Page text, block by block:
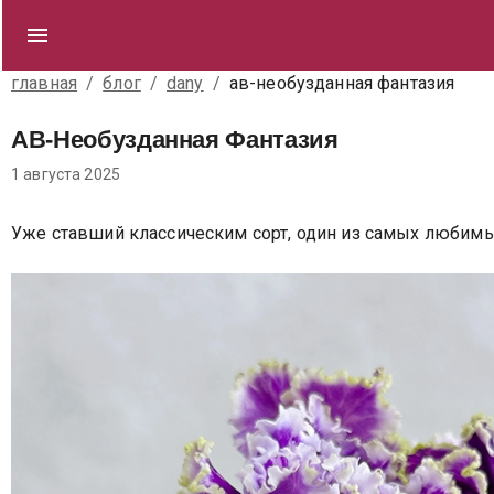
главная / блог / dany / ав-необузданная фантазия
АВ-Необузданная Фантазия
1 августа 2025
Уже ставший классическим сорт, один из самых